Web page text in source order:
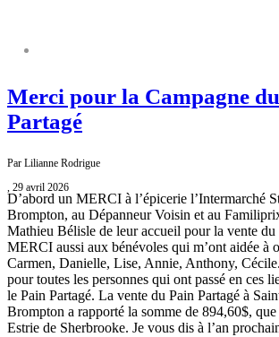
Merci pour la Campagne
Partagé
Par Lilianne Rodrigue
, 29 avril 2026
D’abord un MERCI à l’épicerie l’Intermarché
Brompton, au Dépanneur Voisin et au
Mathieu Bélisle de leur accueil pour la vente du
MERCI aussi aux bénévoles qui m’ont aidée à
Carmen, Danielle, Lise, Annie, Anthony,
pour toutes les personnes qui ont passé en ces
le Pain Partagé. La vente du Pain Partagé à
Brompton a rapporté la somme de 894,60$, que
Estrie de Sherbrooke. Je vous dis à l’an